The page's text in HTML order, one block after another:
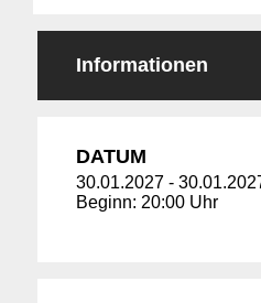
Informationen
DATUM
30.01.2027 -
Beginn: 20:00 Uhr